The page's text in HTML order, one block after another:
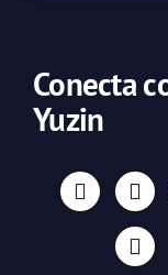
Conecta
Yuzin